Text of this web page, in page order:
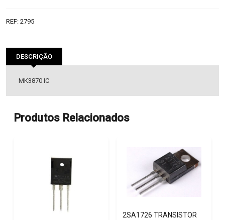
REF: 2795
DESCRIÇÃO
MK3870 IC
Produtos Relacionados
2SA1726 TRANSISTOR